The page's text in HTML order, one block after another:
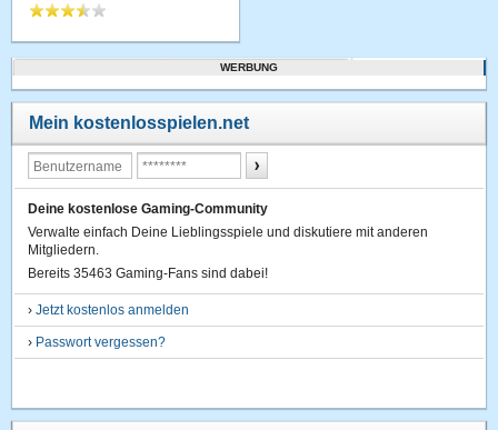
WERBUNG
Mein kostenlosspielen.net
Deine kostenlose Gaming-Community
Verwalte einfach Deine Lieblingsspiele und diskutiere mit anderen
Mitgliedern.
Bereits 35463 Gaming-Fans sind dabei!
›Jetzt kostenlos anmelden
› Passwort vergessen?